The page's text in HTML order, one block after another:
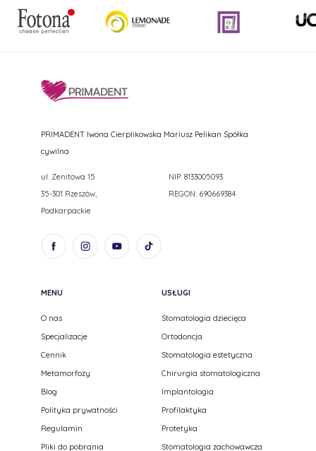
PRIMADENT Iwona Cierplikowska Mariusz Pelikan Spółka
cywilna
ul. Zenitowa 15
35-301 Rzeszów,
Podkarpackie
NIP: 8133005093
REGON: 690669384
MENU
O nas
Specjalizacje
Cennik
Metamorfozy
Blog
Polityka prywatności
Regulamin
Pliki do pobrania
USŁUGI
Stomatologia dziecięca
Ortodoncja
Stomatologia estetyczna
Chirurgia stomatologiczna
Implantologia
Profilaktyka
Protetyka
Stomatologia zachowawcza